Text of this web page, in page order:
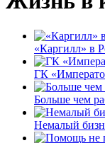
«Каргилл» в
ГК
Больше чем
Немалый